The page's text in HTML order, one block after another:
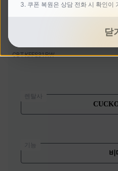
도기&노즐 자동살
CBT-KFFS31RW
렌탈사
비
기능
쿠폰 복원은 상담 전화 시 확인이
닫